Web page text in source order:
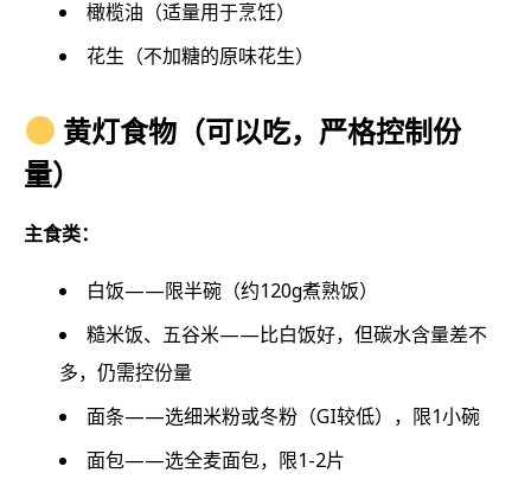
橄榄油（适量用于烹饪）
花生（不加糖的原味花生）
黄灯食物（可以吃，严格控制份
量）
主食类：
白饭——限半碗（约120g煮熟饭）
糙米饭、五谷米——比白饭好，但碳水含量差不
多，仍需控份量
面条——选细米粉或冬粉（GI较低），限1小碗
面包——选全麦面包，限1-2片